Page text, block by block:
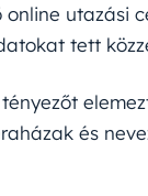
utazási
tett
és